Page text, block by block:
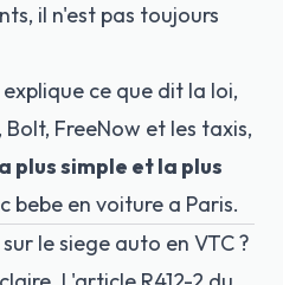
il n'est pas toujours
ce que dit la loi,
FreeNow et les taxis,
plus simple et la plus
bebe en voiture a Paris.
le siege auto en VTC ?